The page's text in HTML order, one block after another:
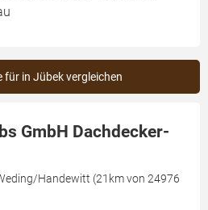
für in Jübek vergleichen
GmbH Dachdecker-
Handewitt (21km von 24976